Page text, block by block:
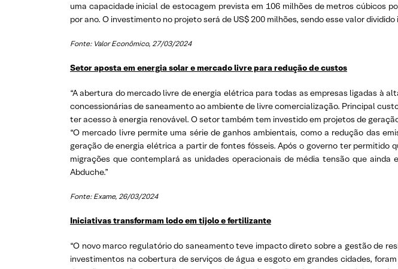
uma capacidade inicial de estocagem prevista em 106 milhões de metros cúbicos
por ano. O investimento no projeto será de US$ 200 milhões, sendo esse valor
Fonte: Valor Econômico, 27/03/2024
Setor aposta em energia solar e mercado livre para redução de custos
“A abertura do mercado livre de energia elétrica para todas as empresas ligadas à
concessionárias de saneamento ao ambiente de livre comercialização. Principal
ter acesso à energia renovável. O setor também tem investido em projetos de
“O mercado livre permite uma série de ganhos ambientais, como a redução das
geração de energia elétrica a partir de fontes fósseis. Após o governo ter
migrações que contemplará as unidades operacionais de média tensão que
Abduche.”
Fonte: Exame, 26/03/2024
Iniciativas transformam lodo em tijolo e fertilizante
“O novo marco regulatório do saneamento teve impacto direto sobre a gestão de
investimentos na cobertura de serviços de água e esgoto em grandes cidades,